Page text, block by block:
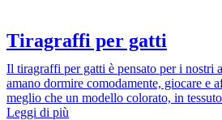
Tiragraffi per gatti
Il tiragraffi per gatti è pensato per i nostri
amano dormire comodamente, giocare e
meglio che un modello colorato, in
Leggi di più